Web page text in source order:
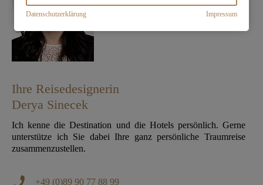
Ihre Reisedesignerin
Derya Sinecek
Ich kenne die Destination und die Hotels persönlich. Gerne
unterstütze ich Sie dabei Ihre ganz persönliche Traumreise
zusammenzustellen.
+49 (0)89 90 77 88 99
Datenschutzerklärung Impressum